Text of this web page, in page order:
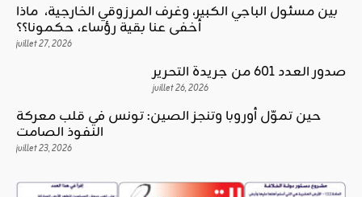
بين مسئول الباجي الكبير، وغرف المرزوقي الخارجية، ماذا
أخفى عنا بقية رؤساء، حكمونا؟؟
juillet 27, 2026
صدور العدد 601 من جريدة التحرير
juillet 26, 2026
حين تموّل أوروبا وتنجز الصين: تونس في قلب معركة
النفوذ الصامت
juillet 23, 2026